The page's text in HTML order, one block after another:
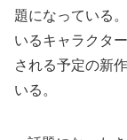
題になっている
いるキャラクタ
される予定の新
いる。